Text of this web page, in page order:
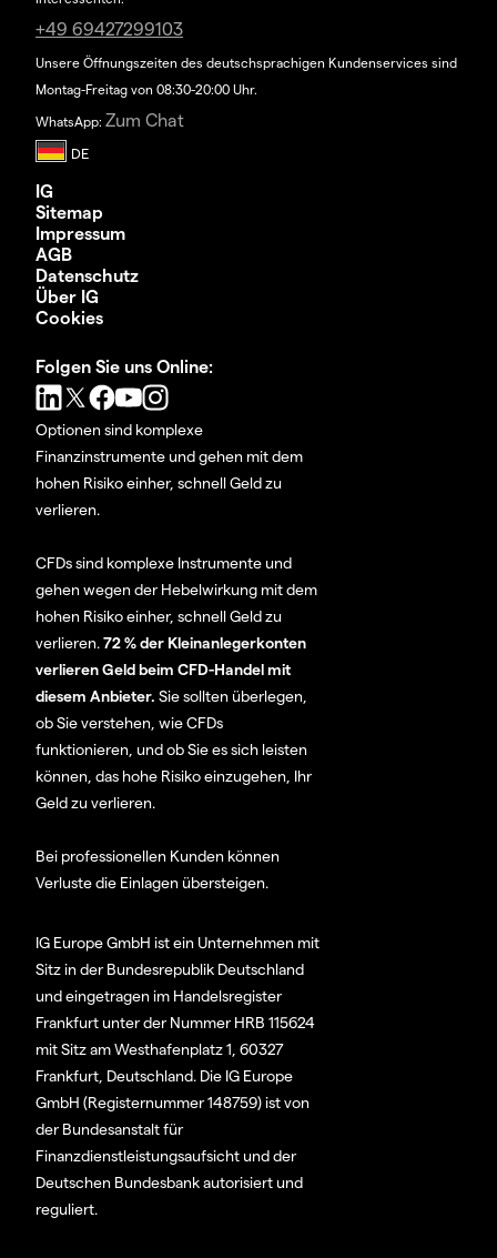
+49 69427299103
Unsere Öffnungszeiten des deutschsprachigen Kundenservices sind
Montag-Freitag von 08:30-20:00 Uhr.
WhatsApp: Zum Chat
IG
Sitemap
Impressum
AGB
Datenschutz
Über IG
Cookies
Folgen Sie uns Online:
Optionen sind komplexe
Finanzinstrumente und gehen mit dem
hohen Risiko einher, schnell Geld zu
verlieren.
CFDs sind komplexe Instrumente und
gehen wegen der Hebelwirkung mit dem
hohen Risiko einher, schnell Geld zu
verlieren.72 % der Kleinanlegerkonten
verlieren Geld beim CFD-Handel mit
diesem Anbieter. Sie sollten überlegen,
ob Sie verstehen, wie CFDs
funktionieren, und ob Sie es sich leisten
können, das hohe Risiko einzugehen, Ihr
Geld zu verlieren.
Bei professionellen Kunden können
Verluste die Einlagen übersteigen.
IG Europe GmbH ist ein Unternehmen mit
Sitz in der Bundesrepublik Deutschland
und eingetragen im Handelsregister
Frankfurt unter der Nummer HRB 115624
mit Sitz am Westhafenplatz 1, 60327
Frankfurt, Deutschland. Die IG Europe
GmbH (Registernummer 148759) ist von
der Bundesanstalt für
Finanzdienstleistungsaufsicht und der
Deutschen Bundesbank autorisiert und
reguliert.